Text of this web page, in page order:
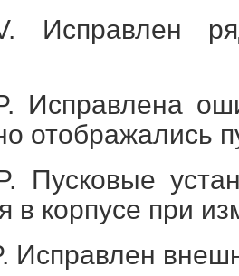
Исправлен
Исправлена
отображались
Пусковые
в корпусе при
Исправлен